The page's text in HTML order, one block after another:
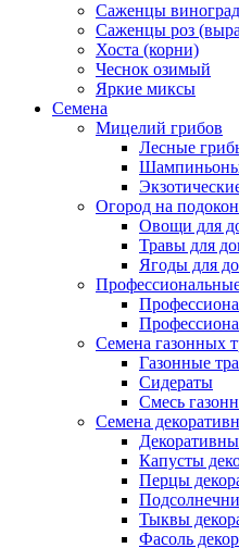
Саженцы
Саженцы роз
Хоста (корни)
Чеснок озимый
Яркие миксы
Семена
Мицелий грибов
Лесные
Огород на
Овощи для
Травы для
Ягоды для
Семена газонных
Газонные
Сидераты
Смесь
Семена
Капусты
Перцы
Тыквы
Фасоль